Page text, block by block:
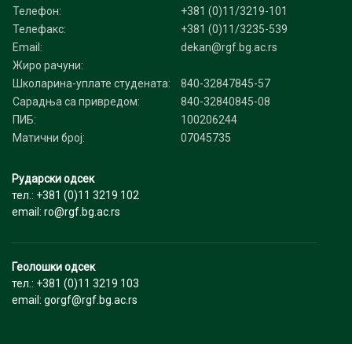
Телефон:
+381 (0)11/3219-101
Телефакс:
+381 (0)11/3235-539
Email:
dekan@rgf.bg.ac.rs
Жиро рачуни:
Школарина-уплате студената:
840-32847845-57
Сарадња са привредом:
840-32840845-08
ПИБ:
100206244
Матични број:
07045735
Рударски одсек
тел.: +381 (0)11 3219 102
email: ro@rgf.bg.ac.rs
Геолошки одсек
тел.: +381 (0)11 3219 103
email: gorgf@rgf.bg.ac.rs